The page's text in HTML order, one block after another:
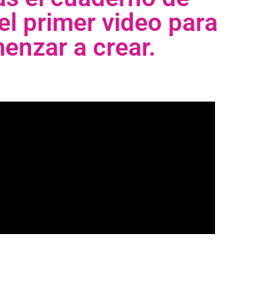
primer video para
a crear.